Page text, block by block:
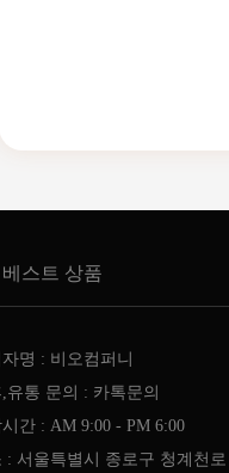
베스트 상품
명 : 비오컴퍼니
유통 문의 : 카톡문의
간 : AM 9:00 - PM 6:00
: 서울특별시 종로구 청계천로